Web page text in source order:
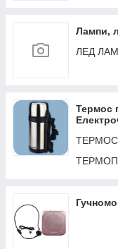
Лампи,
ЛЕД
Термос
ТЕРМОС